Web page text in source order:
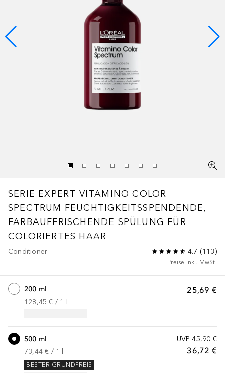
SERIE EXPERT VITAMINO COLOR
SPECTRUM FEUCHTIGKEITSSPENDENDE,
FARBAUFFRISCHENDE SPÜLUNG FÜR
COLORIERTES HAAR
Conditioner 4.7 (113)
Preise inkl. MwSt.
25,69 €
200 ml
128,45 € / 1
UVP 45,90 €
36,72 €
500 ml
73,44 € / 1
BESTER GRUNDPREIS